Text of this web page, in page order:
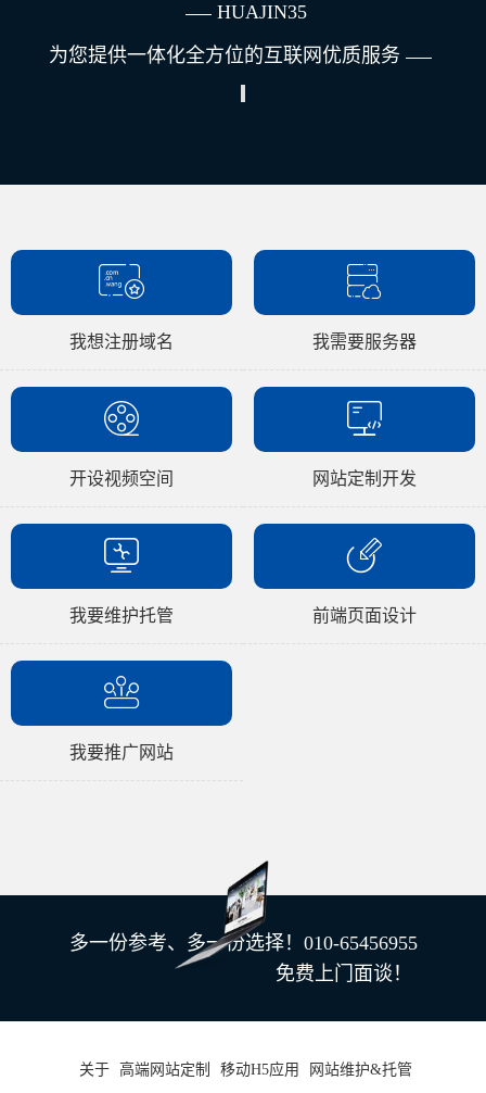
HUAJIN35
为您提供一体化全方位的互联网优质服务
我想注册域名 我需要服务器
开设视频空间 网站定制开发
我要维护托管 前端页面设计
我要推广网站
多一份参考、多一份选择！010-65456955
免费上门面谈！
关于 高端网站定制 移动H5应用 网站维护&托管